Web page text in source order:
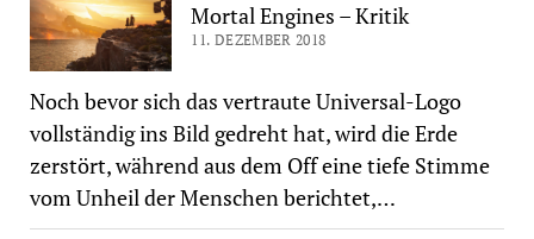
Mortal Engines – Kritik
11. DEZEMBER 2018
Noch bevor sich das vertraute Universal-Logo
vollständig ins Bild gedreht hat, wird die Erde
zerstört, während aus dem Off eine tiefe Stimme
vom Unheil der Menschen berichtet,…